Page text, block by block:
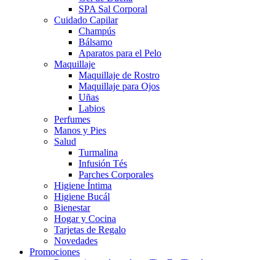
SPA Sal Corporal
Cuidado Capilar
Champús
Bálsamo
Aparatos para el Pelo
Maquillaje
Maquillaje de Rostro
Maquillaje para Ojos
Uñas
Labios
Perfumes
Manos y Pies
Salud
Turmalina
Infusión Tés
Parches Corporales
Higiene Íntima
Higiene Bucál
Bienestar
Hogar y Cocina
Tarjetas de Regalo
Novedades
Promociones